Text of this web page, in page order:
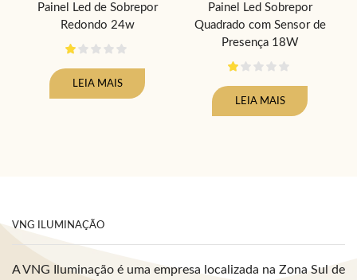
Painel Led de Sobrepor
Redondo 24w
LEIA MAIS
Painel Led Sobrepor
Quadrado com Sensor de
Presença 18W
LEIA MAIS
VNG ILUMINAÇÃO
A VNG Iluminação é uma empresa localizada na Zona Sul de